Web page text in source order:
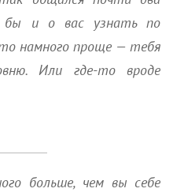
бы и о вас узнать по
намного проще — тебя
Или где-то вроде
больше, чем вы себе